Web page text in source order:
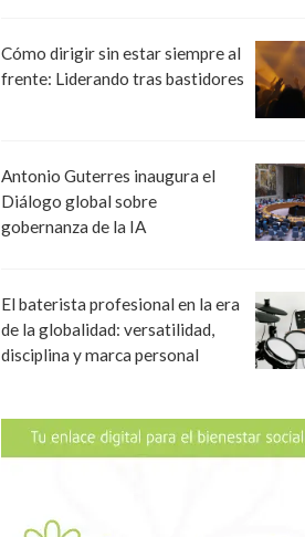
Cómo dirigir sin estar siempre al
frente: Liderando tras bastidores
Antonio Guterres inaugura el
Diálogo global sobre
gobernanza de la IA
El baterista profesional en la era
de la globalidad: versatilidad,
disciplina y marca personal